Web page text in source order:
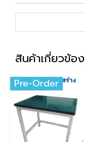
สินค้าเกี่ยวข้อง
Pre-Order